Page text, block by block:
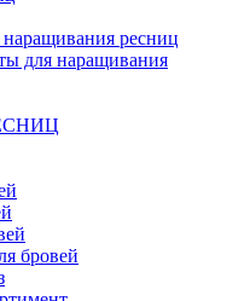
ресниц
для наращивания
бровей